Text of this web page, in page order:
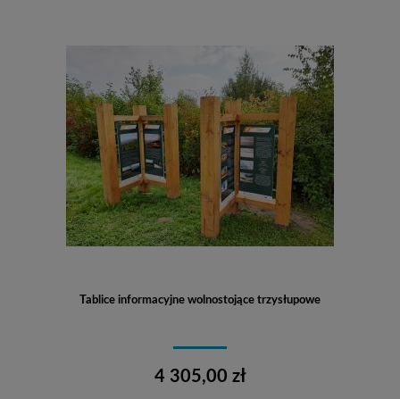
Tablice informacyjne wolnostojące trzysłupowe
4 305,00 zł